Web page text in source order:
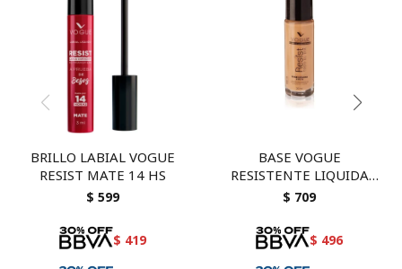
BRILLO LABIAL VOGUE
RESIST MATE 14 HS
$ 599
$ 419
BASE VOGUE
RESISTENTE LIQUIDA
NATURAL ACABADO
$ 709
$ 496